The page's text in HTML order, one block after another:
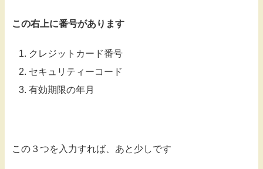
この右上に番号があります
クレジットカード番号
セキュリティーコード
有効期限の年月
この３つを入力すれば、あと少しです